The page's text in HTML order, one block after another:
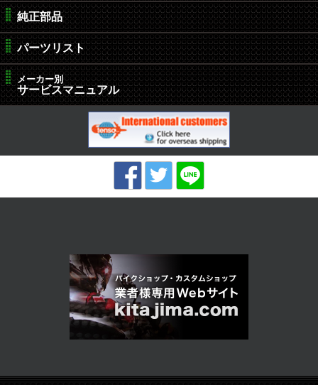
純正部品
パーツリスト
メーカー別
サービスマニュアル